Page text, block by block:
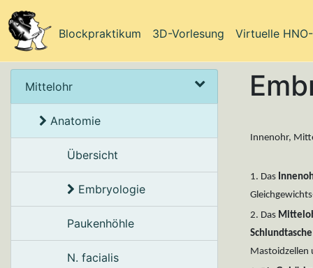
Blockpraktikum 3D-Vorlesung Virtuelle
Mittelohr
Anatomie
Übersicht
Embryologie
Paukenhöhle
N. facialis
Innenohr,
1. Das
2. Das
Schlundtasche
Mastoidzellen